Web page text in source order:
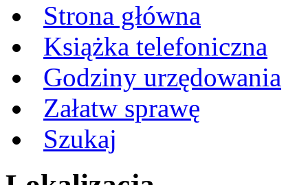
Strona główna
Książka telefoniczna
Godziny urzędowania
Załatw sprawę
Szukaj